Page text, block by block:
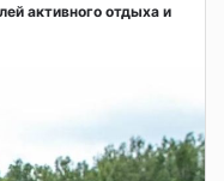
активного отдыха и